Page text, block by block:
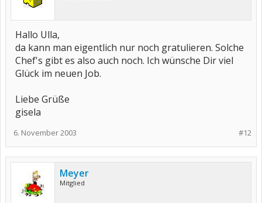
Hallo Ulla,
da kann man eigentlich nur noch gratulieren. Solche
Chef's gibt es also auch noch. Ich wünsche Dir viel
Glück im neuen Job.
Liebe Grüße
gisela
#12
6. November 2003
Meyer
Mitglied